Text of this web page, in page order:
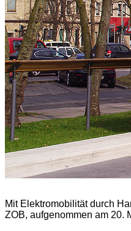
Mit Elektromobilität durch
ZOB, aufgenommen am 20.